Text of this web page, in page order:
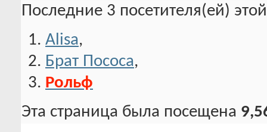
Последние 3 посетителя(ей)
Alisa,
Брат Пососа,
Рольф
Эта страница была посещена